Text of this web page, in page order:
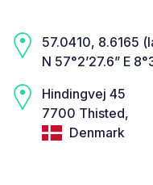
57.0410, 8.6165
N 57°2’27.6” E
Hindingvej 45
7700 Thisted,
Denmark